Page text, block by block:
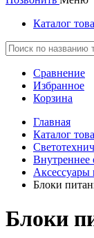
Каталог
Сравнение
Избранное
Корзина
Главная
Каталог
Внутреннее
Аксессуары
Блоки
Блоки